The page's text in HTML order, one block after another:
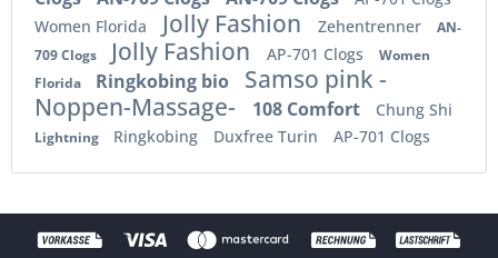
Women Florida
Jolly Fashion Zehentrenner
AN-
709 Clogs
Jolly Fashion AP-701 Clogs
Women
Florida
Ringkobing bio
Samso pink -
Noppen-Massage-
108 Comfort Chung Shi
Lightning Ringkobing Duxfree Turin AP-701 Clogs